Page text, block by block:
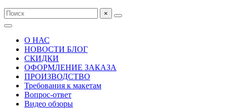
×
О НАС
НОВОСТИ БЛОГ
СКИДКИ
ОФОРМЛЕНИЕ ЗАКАЗА
ПРОИЗВОДСТВО
Требования к макетам
Вопрос-ответ
Видео обзоры